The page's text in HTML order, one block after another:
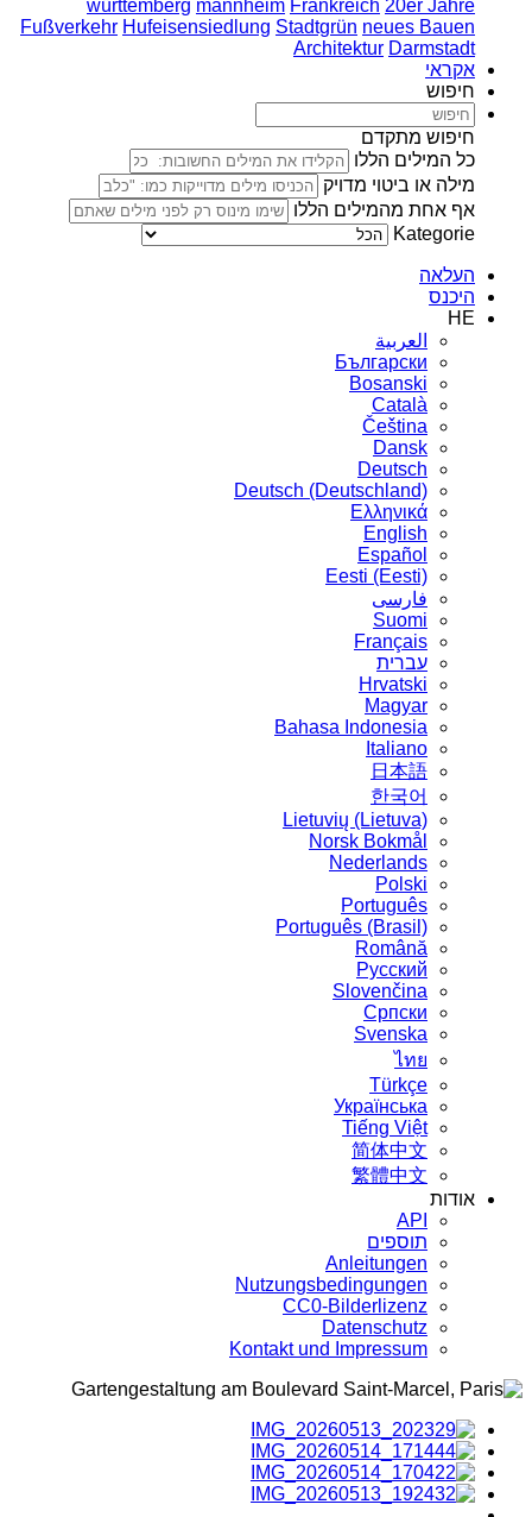
württemberg mannheim Frankreich 20er Jahre
Fußverkehr Hufeisensiedlung Stadtgrün neues Bauen
Architektur Darmstadt
אקראי
חיפוש
חיפוש מתקדם
כל המילים הללו
מילה או ביטוי מדויק
אף אחת מהמילים הללו
Kategorie
העלאה
היכנס
HE
العربية
Български
Bosanski
Сatalà
Čeština
Dansk
Deutsch
Deutsch (Deutschland)
Ελληνικά
English
Español
Eesti (Eesti)
فارسی
Suomi
Français
עברית
Hrvatski
Magyar
Bahasa Indonesia
Italiano
日本語
한국어
Lietuvių (Lietuva)
‪Norsk Bokmål‬
Nederlands
Polski
Português
Português (Brasil)
Română
Русский
Slovenčina
Српски
Svenska
ไทย
Türkçe
Українська
Tiếng Việt
简体中文
繁體中文
אודות
API
תוספים
Anleitungen
Nutzungsbedingungen
CC0-Bilderlizenz
Datenschutz
Kontakt und Impressum